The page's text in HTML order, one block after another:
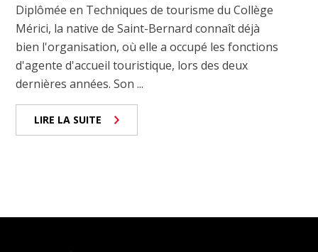
Diplômée en Techniques de tourisme du Collège
Mérici, la native de Saint-Bernard connaît déjà
bien l'organisation, où elle a occupé les fonctions
d'agente d'accueil touristique, lors des deux
dernières années. Son ...
LIRE LA SUITE